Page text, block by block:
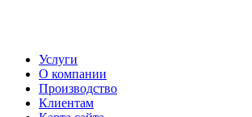
Услуги
О компании
Производство
Клиентам